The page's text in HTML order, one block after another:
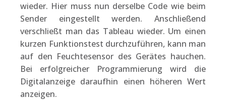
wieder. Hier muss nun derselbe Code wie beim
Sender eingestellt werden. Anschließend
verschließt man das Tableau wieder. Um einen
kurzen Funktionstest durchzuführen, kann man
auf den Feuchtesensor des Gerätes hauchen.
Bei erfolgreicher Programmierung wird die
Digitalanzeige daraufhin einen höheren Wert
anzeigen.